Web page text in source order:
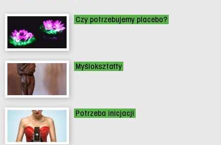
Czy potrzebujemy placebo?
Myślokształty
Potrzeba inicjacji